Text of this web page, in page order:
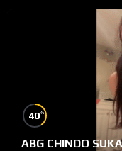
40%
ABG CHINDO